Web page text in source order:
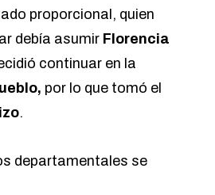
proporcional, quien
debía asumir Florencia
continuar en la
por lo que tomó el
.
departamentales se